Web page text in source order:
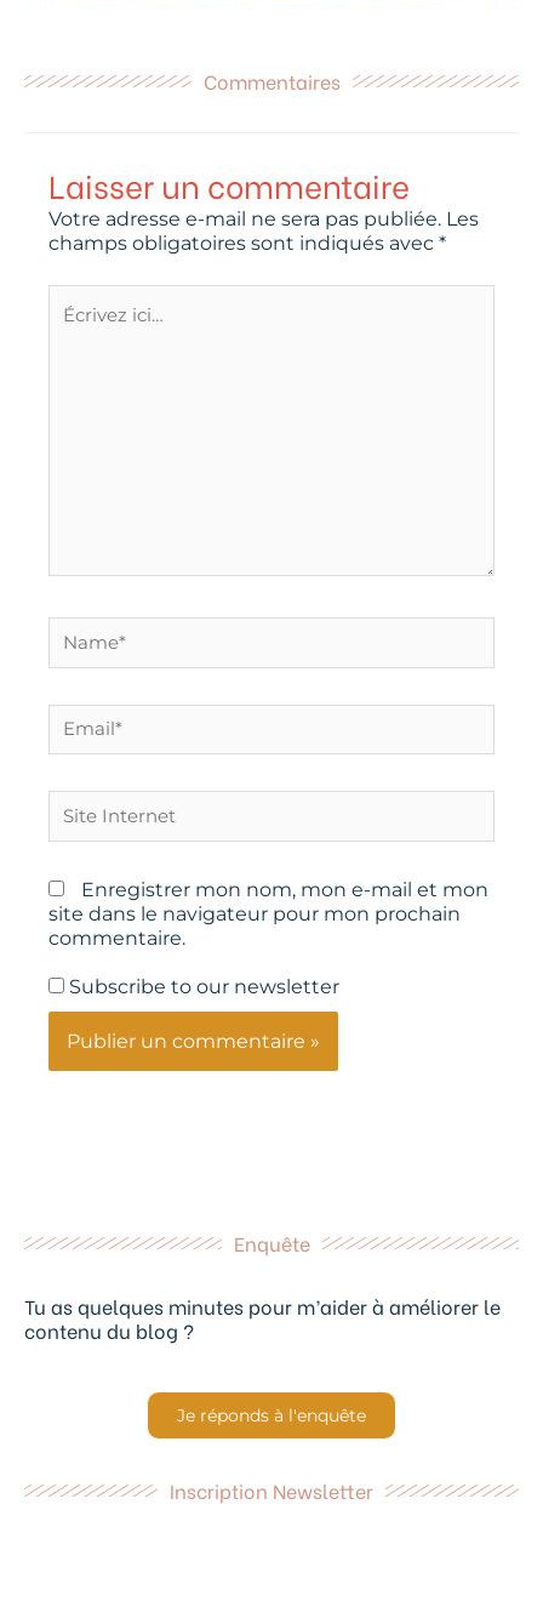
Commentaires
Laisser un commentaire
Votre adresse e-mail ne sera pas publiée. Les
champs obligatoires sont indiqués avec *
ici…
Internet
Enregistrer mon nom, mon e-mail et mon
site dans le navigateur pour mon prochain
commentaire.
Subscribe to our newsletter
Enquête
Tu as quelques minutes pour m’aider à améliorer le
contenu du blog ?
Je réponds à l'enquête
Inscription Newsletter